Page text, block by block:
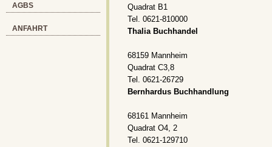
AGBS
ANFAHRT
Quadrat B1
Tel. 0621-810000
Thalia Buchhandel
68159 Mannheim
Quadrat C3,8
Tel. 0621-26729
Bernhardus Buchhandlung
68161 Mannheim
Quadrat O4, 2
Tel. 0621-129710